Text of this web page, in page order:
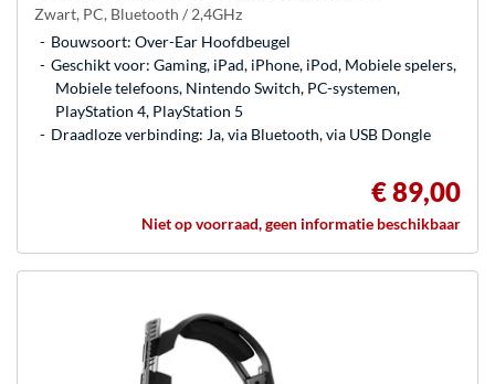
Zwart, PC, Bluetooth / 2,4GHz
Bouwsoort: Over-Ear Hoofdbeugel
Geschikt voor: Gaming, iPad, iPhone, iPod, Mobiele spelers,
Mobiele telefoons, Nintendo Switch, PC-systemen,
PlayStation 4, PlayStation 5
Draadloze verbinding: Ja, via Bluetooth, via USB Dongle
€ 89,00
Niet op voorraad, geen informatie beschikbaar